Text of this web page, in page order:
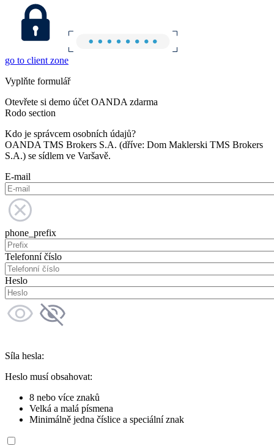
go to client zone
Vyplňte formulář
Otevřete si demo účet OANDA zdarma
Rodo section
Kdo je správcem osobních údajů?
OANDA TMS Brokers S.A. (dříve: Dom Maklerski TMS Brokers
S.A.) se sídlem ve Varšavě.
E-mail
phone_prefix
Telefonní číslo
Heslo
Síla hesla:
Heslo musí obsahovat:
8 nebo více znaků
Velká a malá písmena
Minimálně jedna číslice a speciální znak